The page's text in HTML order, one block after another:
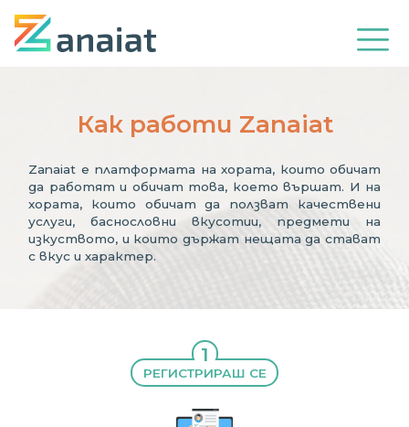
Как работи Zanaiat
Zanaiat е платформата на хората, които обичат
да работят и обичат това, което вършат. И на
хората, които обичат да ползват качествени
услуги, баснословни вкусотии, предмети на
изкуството, и които държат нещата да стават
с вкус и характер.
1
РЕГИСТРИРАШ СЕ